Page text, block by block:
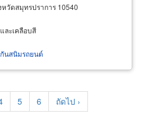
วัดสมุทรปราการ 10540
ะเคลือบสี
นสนิมรถยนต์
Page
5 Page
6
Next
ถัดไป ›